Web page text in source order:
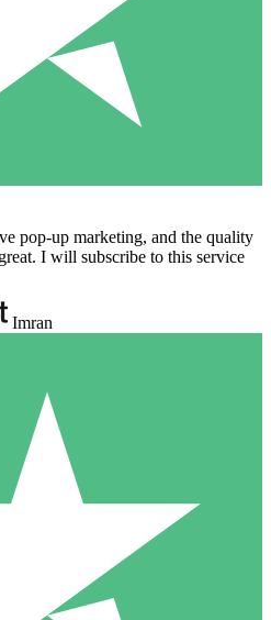
pop-up marketing, and the quality
I will subscribe to this service
Imran